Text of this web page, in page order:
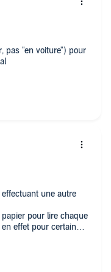
pas "en voiture") pour
une autre
pour lire chaque
effet pour certain